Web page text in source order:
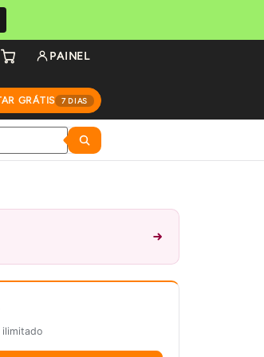
GRÁTIS 7 DIAS
PAINEL
ilimitado